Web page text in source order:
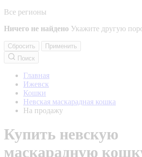
Все регионы
Ничего не найдено Укажите другую
Сбросить
Применить
Поиск
Главная
Ижевск
Кошки
Невская маскарадная кошка
На продажу
Купить невскую
маскарадную